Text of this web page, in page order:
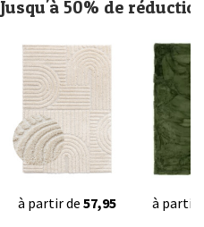
Jusqu'à 50% de
à partir de 57,95 à partir